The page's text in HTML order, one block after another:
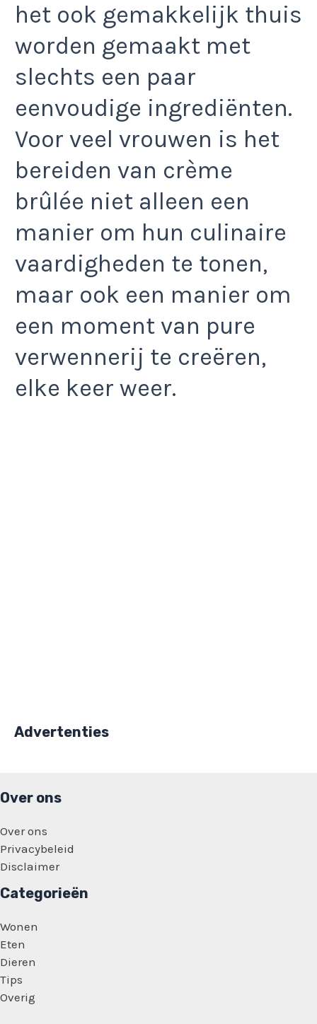
het ook gemakkelijk thuis
worden gemaakt met
slechts een paar
eenvoudige ingrediënten.
Voor veel vrouwen is het
bereiden van crème
brûlée niet alleen een
manier om hun culinaire
vaardigheden te tonen,
maar ook een manier om
een moment van pure
verwennerij te creëren,
elke keer weer.
Advertenties
Over ons
Over ons
Privacybeleid
Disclaimer
Categorieën
Wonen
Eten
Dieren
Tips
Overig